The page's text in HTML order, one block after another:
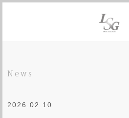
News
2026.02.10